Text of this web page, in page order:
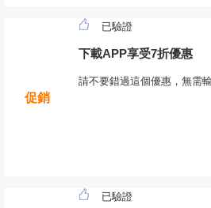
促銷
已驗證
下載APP享受7折優惠
請不要錯過這個優惠，無需
已驗證